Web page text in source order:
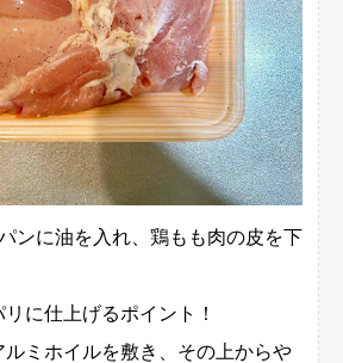
ンに油を入れ、鶏もも肉の皮を下
に仕上げるポイント！
ミホイルを敷き、その上からや